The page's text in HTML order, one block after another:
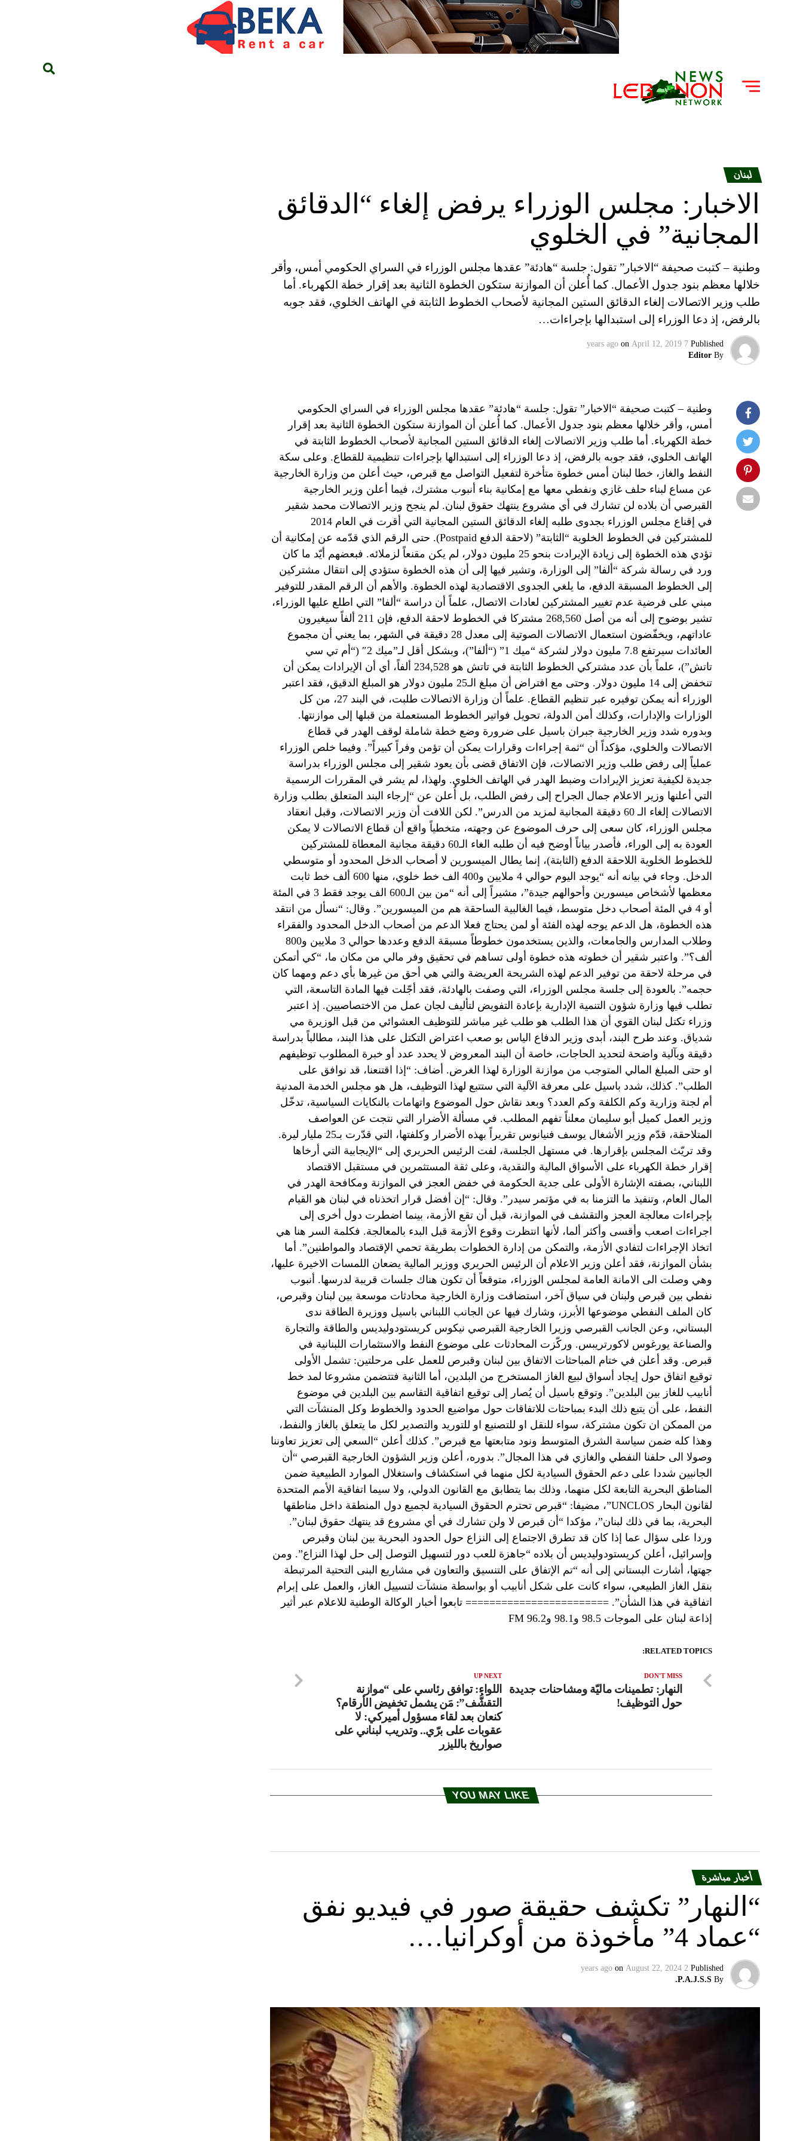
لبنان
الاخبار: مجلس الوزراء يرفض إلغاء “الدقائق
المجانية” في الخلوي
وطنية – كتبت صحيفة “الاخبار” تقول: جلسة “هادئة” عقدها مجلس الوزراء في السراي الحكومي أمس، وأقر
خلالها معظم بنود جدول الأعمال. كما أُعلن أن الموازنة ستكون الخطوة الثانية بعد إقرار خطة الكهرباء. أما
طلب وزير الاتصالات إلغاء الدقائق الستين المجانية لأصحاب الخطوط الثابتة في الهاتف الخلوي، فقد جوبه
بالرفض، إذ دعا الوزراء إلى استبدالها بإجراءات…
Published
7 years ago
on April 12, 2019
By
Editor
وطنية – كتبت صحيفة “الاخبار” تقول: جلسة “هادئة” عقدها مجلس الوزراء في السراي الحكومي
أمس، وأقر خلالها معظم بنود جدول الأعمال. كما أُعلن أن الموازنة ستكون الخطوة الثانية بعد إقرار
خطة الكهرباء. أما طلب وزير الاتصالات إلغاء الدقائق الستين المجانية لأصحاب الخطوط الثابتة في
الهاتف الخلوي، فقد جوبه بالرفض، إذ دعا الوزراء إلى استبدالها بإجراءات تنظيمية للقطاع. وعلى سكة
النفط والغاز، خطا لبنان أمس خطوة متأخرة لتفعيل التواصل مع قبرص، حيث أعلن من وزارة الخارجية
عن مساع لبناء حلف غازي ونفطي معها مع إمكانية بناء أنبوب مشترك، فيما أعلن وزير الخارجية
القبرصي أن بلاده لن تشارك في أي مشروع ينتهك حقوق لبنان. لم ينجح وزير الاتصالات محمد شقير
في إقناع مجلس الوزراء بجدوى طلبه إلغاء الدقائق الستين المجانية التي أقرت في العام 2014
للمشتركين في الخطوط الخلوية “الثابتة” (لاحقة الدفع Postpaid). حتى الرقم الذي قدّمه عن إمكانية أن
تؤدي هذه الخطوة إلى زيادة الإيرادت بنحو 25 مليون دولار، لم يكن مقنعاً لزملائه. فبعضهم أيّد ما كان
ورد في رسالة شركة “ألفا” إلى الوزارة، وتشير فيها إلى أن هذه الخطوة ستؤدي إلى انتقال مشتركين
إلى الخطوط المسبقة الدفع، ما يلغي الجدوى الاقتصادية لهذه الخطوة. والأهم أن الرقم المقدر للتوفير
مبني على فرضية عدم تغيير المشتركين لعادات الاتصال، علماً أن دراسة “ألفا” التي اطلع عليها الوزراء،
تشير بوضوح إلى أنه من أصل 268,560 مشتركا في الخطوط لاحقة الدفع، فإن 211 ألفاً سيغيرون
عاداتهم، ويخفّضون استعمال الاتصالات الصوتية إلى معدل 28 دقيقة في الشهر، بما يعني أن مجموع
العائدات سيرتفع 7.8 مليون دولار لشركة “ميك 1” (“ألفا”)، وبشكل أقل لـ”ميك 2″ (“أم تي سي
تاتش”)، علماً بأن عدد مشتركي الخطوط الثابتة في تاتش هو 234,528 ألفاً، أي أن الإيرادات يمكن أن
تنخفض إلى 14 مليون دولار. وحتى مع افتراض أن مبلغ الـ25 مليون دولار هو المبلغ الدقيق، فقد اعتبر
الوزراء أنه يمكن توفيره عبر تنظيم القطاع. علماً أن وزارة الاتصالات طلبت، في البند 27، من كل
الوزارات والإدارات، وكذلك أمن الدولة، تحويل فواتير الخطوط المستعملة من قبلها إلى موازنتها.
وبدوره شدد وزير الخارجية جبران باسيل على ضرورة وضع خطة شاملة لوقف الهدر في قطاع
الاتصالات والخلوي، مؤكداً أن “ثمة إجراءات وقرارات يمكن أن تؤمن وفراً كبيراً”. وفيما خلص الوزراء
عملياً إلى رفض طلب وزير الاتصالات، فإن الاتفاق قضى بأن يعود شقير إلى مجلس الوزراء بدراسة
جديدة لكيفية تعزيز الإيرادات وضبط الهدر في الهاتف الخلوي. ولهذا، لم يشر في المقررات الرسمية
التي أعلنها وزير الاعلام جمال الجراح إلى رفض الطلب، بل أُعلن عن “إرجاء البند المتعلق بطلب وزارة
الاتصالات إلغاء الـ 60 دقيقة المجانية لمزيد من الدرس”. لكن اللافت أن وزير الاتصالات، وقبل انعقاد
مجلس الوزراء، كان سعى إلى حرف الموضوع عن وجهته، متخطياً واقع أن قطاع الاتصالات لا يمكن
العودة به إلى الوراء، فأصدر بياناً أوضح فيه أن طلبه الغاء الـ60 دقيقة مجانية المعطاة للمشتركين
للخطوط الخلوية اللاحقة الدفع (الثابتة)، إنما يطال الميسورين لا أصحاب الدخل المحدود أو متوسطي
الدخل. وجاء في بيانه أنه “يوجد اليوم حوالي 4 ملايين و400 الف خط خلوي، منها 600 ألف خط ثابت
معظمها لأشخاص ميسورين وأحوالهم جيدة”، مشيراً إلى أنه “من بين الـ600 الف يوجد فقط 3 في المئة
أو 4 في المئة أصحاب دخل متوسط، فيما الغالبية الساحقة هم من الميسورين”. وقال: “نسأل من انتقد
هذه الخطوة، هل الدعم يوجه لهذه الفئة أو لمن يحتاج فعلا الدعم من أصحاب الدخل المحدود والفقراء
وطلاب المدارس والجامعات، والذين يستخدمون خطوطاً مسبقة الدفع وعددها حوالي 3 ملايين و800
ألف؟”. واعتبر شقير أن خطوته هذه خطوة أولى تساهم في تحقيق وفر مالي من مكان ما، “كي أتمكن
في مرحلة لاحقة من توفير الدعم لهذه الشريحة العريضة والتي هي أحق من غيرها بأي دعم ومهما كان
حجمه”. بالعودة إلى جلسة مجلس الوزراء، التي وصفت بالهادئة، فقد أجّلت فيها المادة التاسعة، التي
تطلب فيها وزارة شؤون التنمية الإدارية بإعادة التفويض لتأليف لجان عمل من الاختصاصيين. إذ اعتبر
وزراء تكتل لبنان القوي أن هذا الطلب هو طلب غير مباشر للتوظيف العشوائي من قبل الوزيرة مي
شدياق. وعند طرح البند، أبدى وزير الدفاع الياس بو صعب اعتراض التكتل على هذا البند، مطالباً بدراسة
دقيقة وبآلية واضحة لتحديد الحاجات، خاصة أن البند المعروض لا يحدد عدد أو خبرة المطلوب توظيفهم
او حتى المبلغ المالي المتوجب من موازنة الوزارة لهذا الغرض. أضاف: “إذا اقتنعنا، قد نوافق على
الطلب”. كذلك، شدد باسيل على معرفة الآلية التي ستتبع لهذا التوظيف، هل هو مجلس الخدمة المدنية
أم لجنة وزارية وكم الكلفة وكم العدد؟ وبعد نقاش حول الموضوع واتهامات بالنكايات السياسية، تدخّل
وزير العمل كميل أبو سليمان معلناً تفهم المطلب. في مسألة الأضرار التي نتجت عن العواصف
المتلاحقة، قدّم وزير الأشغال يوسف فنيانوس تقريراً بهذه الأضرار وكلفتها، التي قدّرت بـ25 مليار ليرة.
وقد تريّث المجلس بإقرارها. في مستهل الجلسة، لفت الرئيس الحريري إلى “الإيجابية التي أرخاها
إقرار خطة الكهرباء على الأسواق المالية والنقدية، وعلى ثقة المستثمرين في مستقبل الاقتصاد
اللبناني، بصفته الإشارة الأولى على جدية الحكومة في خفض العجز في الموازنة ومكافحة الهدر في
المال العام، وتنفيذ ما التزمنا به في مؤتمر سيدر”. وقال: “إن أفضل قرار اتخذناه في لبنان هو القيام
بإجراءات معالجة العجز والتقشف في الموازنة، قبل أن تقع الأزمة، بينما اضطرت دول أخرى إلى
اجراءات اصعب وأقسى وأكثر ألما، لأنها انتظرت وقوع الأزمة قبل البدء بالمعالجة. فكلمة السر هنا هي
اتخاذ الإجراءات لتفادي الأزمة، والتمكن من إدارة الخطوات بطريقة تحمي الإقتصاد والمواطنين”. أما
بشأن الموازنة، فقد أعلن وزير الاعلام أن الرئيس الحريري ووزير المالية يضعان اللمسات الاخيرة عليها،
وهي وصلت الى الامانة العامة لمجلس الوزراء، متوقعاً أن تكون هناك جلسات قريبة لدرسها. أنبوب
نفطي بين قبرص ولبنان في سياق آخر، استضافت وزارة الخارجية محادثات موسعة بين لبنان وقبرص،
كان الملف النفطي موضوعها الأبرز، وشارك فيها عن الجانب اللبناني باسيل ووزيرة الطاقة ندى
البستاني، وعن الجانب القبرصي وزيرا الخارجية القبرصي نيكوس كريستودوليديس والطاقة والتجارة
والصناعة يورغوس لاكورتريبس. وركّزت المحادثات على موضوع النفط والاستثمارات اللبنانية في
قبرص. وقد أعلن في ختام المباحثات الاتفاق بين لبنان وقبرص للعمل على مرحلتين: تشمل الأولى
توقيع اتفاق حول إيجاد أسواق لبيع الغاز المستخرج من البلدين، أما الثانية فتتضمن مشروعا لمد خط
أنابيب للغاز بين البلدين”. وتوقع باسيل أن يُصار إلى توقيع اتفاقية التقاسم بين البلدين في موضوع
النفط، على أن يتبع ذلك البدء بمباحثات للاتفاقات حول مواضيع الحدود والخطوط وكل المنشآت التي
من الممكن ان تكون مشتركة، سواء للنقل او للتصنيع او للتوريد والتصدير لكل ما يتعلق بالغاز والنفط،
وهذا كله ضمن سياسة الشرق المتوسط ونود متابعتها مع قبرص”. كذلك أعلن “السعي إلى تعزيز تعاوننا
وصولا الى حلفنا النفطي والغازي في هذا المجال”. بدوره، أعلن وزير الشؤون الخارجية القبرصي “أن
الجانبين شددا على دعم الحقوق السيادية لكل منهما في استكشاف واستغلال الموارد الطبيعية ضمن
المناطق البحرية التابعة لكل منهما، وذلك بما يتطابق مع القانون الدولي، ولا سيما اتفاقية الأمم المتحدة
لقانون البحار UNCLOS”، مضيفا: “قبرص تحترم الحقوق السيادية لجميع دول المنطقة داخل مناطقها
البحرية، بما في ذلك لبنان”، مؤكدا “أن قبرص لا ولن تشارك في أي مشروع قد ينتهك حقوق لبنان”.
وردا على سؤال عما إذا كان قد تطرق الاجتماع إلى النزاع حول الحدود البحرية بين لبنان وقبرص
وإسرائيل، أعلن كريستودوليديس أن بلاده “جاهزة للعب دور لتسهيل التوصل إلى حل لهذا النزاع”. ومن
جهتها، أشارت البستاني إلى أنه “تم الإتفاق على التنسيق والتعاون في مشاريع البنى التحتية المرتبطة
بنقل الغاز الطبيعي، سواء كانت على شكل أنابيب أو بواسطة منشآت لتسييل الغاز، والعمل على إبرام
اتفاقية في هذا الشأن”. ======================== تابعوا أخبار الوكالة الوطنية للاعلام عبر أثير
إذاعة لبنان على الموجات 98.5 و98.1 و96.2 FM
RELATED TOPICS:
UP NEXT
اللواء: توافق رئاسي على “موازنة
التقشُّف”: مَن يشمل تخفيض الأرقام؟
كنعان بعد لقاء مسؤول أميركي: لا
عقوبات على برّي.. وتدريب لبناني على
صواريخ بالليزر
DON'T MISS
النهار: تطمينات ماليّة ومشاحنات جديدة
حول التوظيف!
YOU MAY LIKE
أخبار مباشرة
“النهار” تكشف حقيقة صور في فيديو نفق
“عماد 4” مأخوذة من أوكرانيا….
Published
2 years ago
on August 22, 2024
By
P.A.J.S.S.